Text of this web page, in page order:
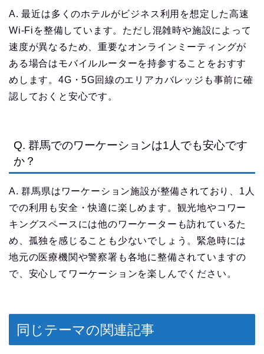
A. 最近は多くのホテルがビジネス利用を想定した高速
Wi-Fiを整備しています。ただし混雑時や施設によって
速度が異なるため、重要なオンラインミーティングが
ある場合はモバイルルーターを持参することをおすす
めします。4G・5G回線のエリアカバレッジも事前に確
認しておくと安心です。
Q. 群馬でのワーケーションは1人でも安心です
か？
A. 群馬県はワーケーション施設が整備されており、1人
での利用も安全・快適に楽しめます。観光地やコワー
キングスペースには他のワーケーターも訪れているた
め、孤独を感じることも少ないでしょう。緊急時には
地元の医療機関や警察署も各地に整備されていますの
で、安心してワーケーションを楽しんでください。
同じテーマの関連記事